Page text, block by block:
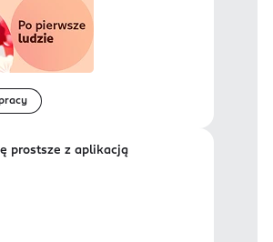
prostsze z aplikacją